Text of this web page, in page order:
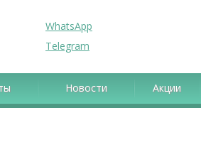
WhatsApp
Telegram
Новости Акции